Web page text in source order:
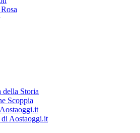
Storia
Scoppia
Aostaoggi.it